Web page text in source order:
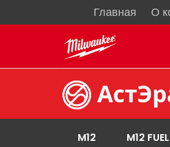
Главная О
M12 M12 FUEL